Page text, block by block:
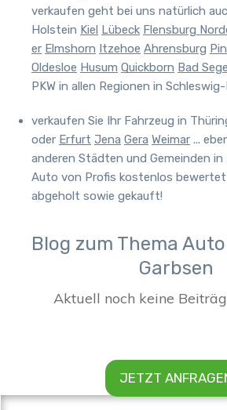
verkaufen geht bei uns natürlich
Holstein Kiel Lübeck Flensburg
er Elmshorn Itzehoe Ahrensburg
Oldesloe Husum Quickborn Bad
PKW in allen Regionen in
verkaufen Sie Ihr Fahrzeug in
oder Erfurt Jena Gera Weimar ...
anderen Städten und Gemeinden
Auto von Profis kostenlos bewertet
abgeholt sowie gekauft!
Blog zum Thema
Garbsen
JETZT